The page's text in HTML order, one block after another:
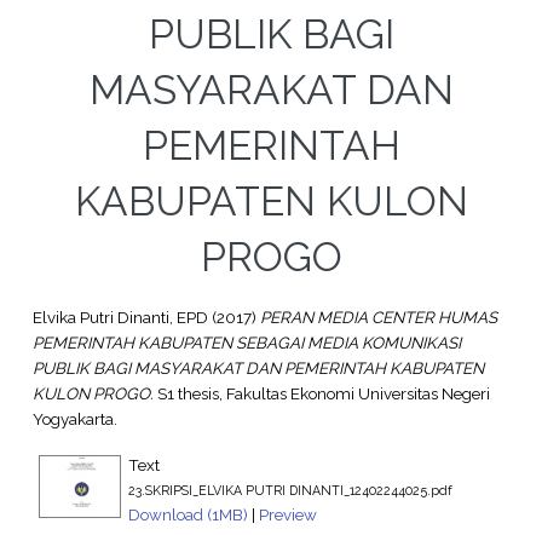
PUBLIK BAGI
MASYARAKAT DAN
PEMERINTAH
KABUPATEN KULON
PROGO
Elvika Putri Dinanti, EPD (2017) PERAN MEDIA CENTER HUMAS
PEMERINTAH KABUPATEN SEBAGAI MEDIA KOMUNIKASI
PUBLIK BAGI MASYARAKAT DAN PEMERINTAH KABUPATEN
KULON PROGO. S1 thesis, Fakultas Ekonomi Universitas Negeri
Yogyakarta.
Text
23.SKRIPSI_ELVIKA PUTRI DINANTI_12402244025.pdf
Download (1MB) | Preview